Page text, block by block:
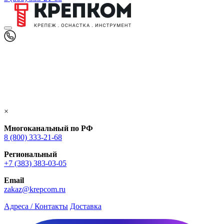
×
Многоканальный по РФ
8 (800) 333‑21-68
Региональный
+7 (383) 383-03-05
Email
zakaz@krepcom.ru
Адреса / Контакты Доставка